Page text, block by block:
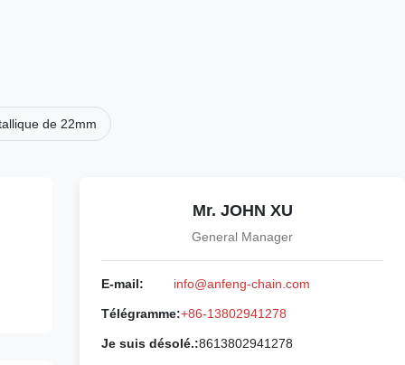
de 22mm
Mr. JOHN XU
General Manager
E-mail: info@anfeng-chain.com
Télégramme:+86-13802941278
Je suis désolé.:8613802941278